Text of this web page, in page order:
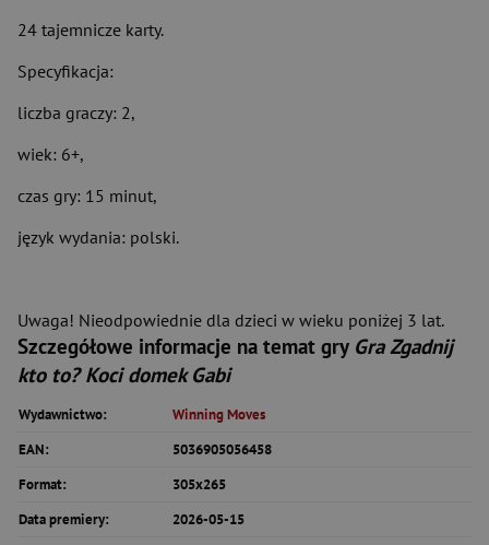
24 tajemnicze karty.
Specyfikacja:
liczba graczy: 2,
wiek: 6+,
czas gry: 15 minut,
język wydania: polski.
Uwaga! Nieodpowiednie dla dzieci w wieku poniżej 3 lat.
Szczegółowe informacje na temat gry Gra Zgadnij
kto to? Koci domek Gabi
Wydawnictwo:
Winning Moves
EAN:
5036905056458
Format:
305x265
Data premiery:
2026-05-15